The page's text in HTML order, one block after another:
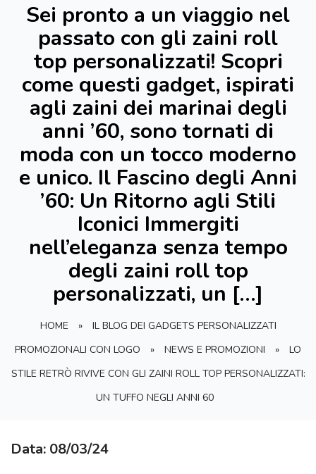
Sei pronto a un viaggio nel
passato con gli zaini roll
top personalizzati! Scopri
come questi gadget, ispirati
agli zaini dei marinai degli
anni ’60, sono tornati di
moda con un tocco moderno
e unico. Il Fascino degli Anni
’60: Un Ritorno agli Stili
Iconici Immergiti
nell’eleganza senza tempo
degli zaini roll top
personalizzati, un […]
HOME »
IL BLOG DEI GADGETS PERSONALIZZATI
PROMOZIONALI CON LOGO
» NEWS E PROMOZIONI »
LO
STILE RETRÒ RIVIVE CON GLI ZAINI ROLL TOP PERSONALIZZATI:
UN TUFFO NEGLI ANNI 60
Data: 08/03/24